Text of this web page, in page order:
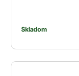
Skladom